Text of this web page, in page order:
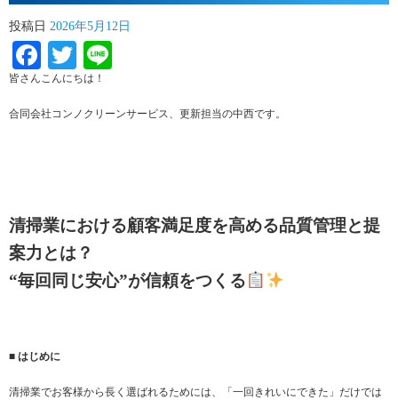
投稿日 2026年5月12日
Facebook
Twitter
皆さんこんにちは！
合同会社コンノクリーンサービス、更新担当の中西です。
清掃業における顧客満足度を高める品質管理と提
案力とは？
“毎回同じ安心”が信頼をつくる
■ はじめに
清掃業でお客様から長く選ばれるためには、「一回きれいにできた」だけでは